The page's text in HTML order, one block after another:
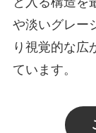
や淡いグレー
り視覚的な広
ています。